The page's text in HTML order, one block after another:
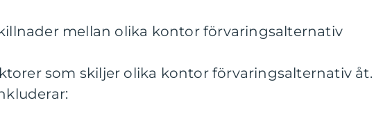
mellan olika kontor förvaringsalternativ
som skiljer olika kontor förvaringsalternativ åt.